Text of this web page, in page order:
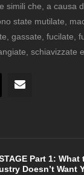
simili che, a causa
state mutilate,
gassate, fucilate,
schiavizzate
Part 1:
Doesn’t Want